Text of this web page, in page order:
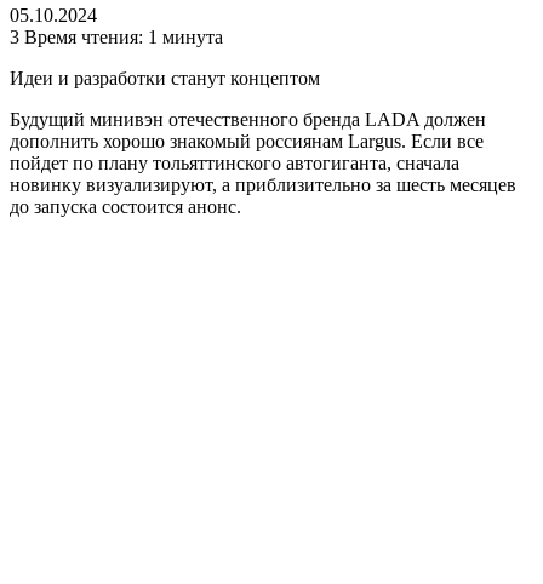
05.10.2024
3 Время чтения: 1 минута
Идеи и разработки станут концептом
Будущий минивэн отечественного бренда LADA должен
дополнить хорошо знакомый россиянам Largus. Если все
пойдет по плану тольяттинского автогиганта, сначала
новинку визуализируют, а приблизительно за шесть месяцев
до запуска состоится анонс.